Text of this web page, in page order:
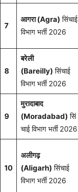
7
आगरा (Agra) सिंचाई
विभाग भर्ती 2026
8
बरेली
(Bareilly) सिंचाई
विभाग भर्ती 2026
9
मुरादाबाद
(Moradabad) सिं
चाई विभाग भर्ती 2026
10
अलीगढ़
(Aligarh) सिंचाई
विभाग भर्ती 2026